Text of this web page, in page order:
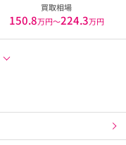
買取相場
150.8万円〜224.3万円